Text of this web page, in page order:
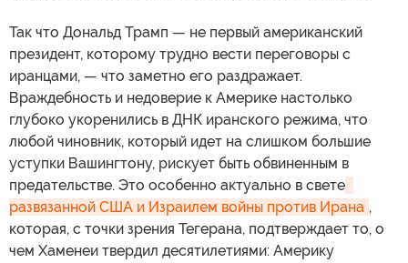
Так что Дональд Трамп — не первый американский
президент, которому трудно вести переговоры с
иранцами, — что заметно его раздражает.
Враждебность и недоверие к Америке настолько
глубоко укоренились в ДНК иранского режима, что
любой чиновник, который идет на слишком большие
уступки Вашингтону, рискует быть обвиненным в
предательстве. Это особенно актуально в свете
развязанной США и Израилем войны против Ирана ,
которая, с точки зрения Тегерана, подтверждает то, о
чем Хаменеи твердил десятилетиями: Америку